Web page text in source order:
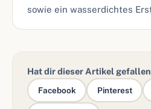
sowie ein wasserdichtes
Hat dir dieser Artikel
Facebook Pinterest